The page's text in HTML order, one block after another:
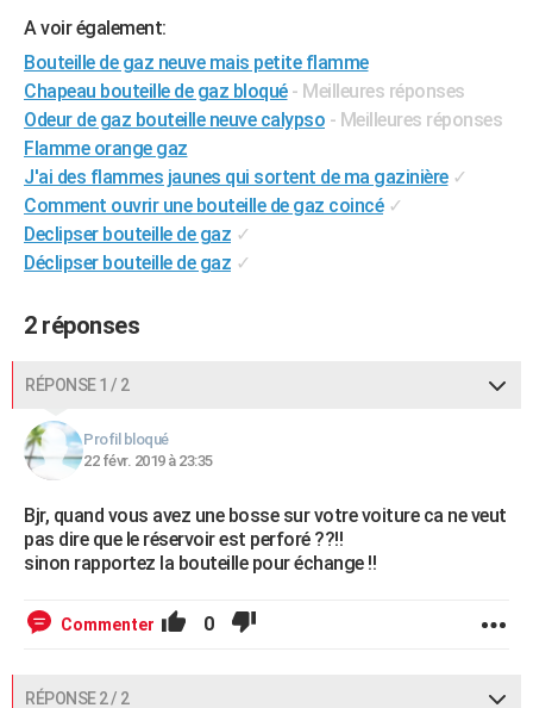
A voir également:
Bouteille de gaz neuve mais petite flamme
Chapeau bouteille de gaz bloqué - Meilleures réponses
Odeur de gaz bouteille neuve calypso - Meilleures réponses
Flamme orange gaz
J'ai des flammes jaunes qui sortent de ma gazinière ✓
Comment ouvrir une bouteille de gaz coincé ✓
Declipser bouteille de gaz ✓
Déclipser bouteille de gaz ✓
2 réponses
RÉPONSE 1 / 2
Profil bloqué
22 févr. 2019 à 23:35
Bjr, quand vous avez une bosse sur votre voiture ca ne veut
pas dire que le réservoir est perforé ??!!
sinon rapportez la bouteille pour échange !!
Commenter 0
RÉPONSE 2 / 2